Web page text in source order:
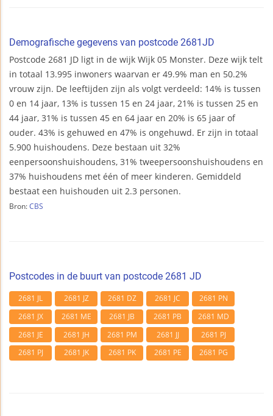
Demografische gegevens van postcode 2681JD
Postcode 2681 JD ligt in de wijk Wijk 05 Monster. Deze wijk telt
in totaal 13.995 inwoners waarvan er 49.9% man en 50.2%
vrouw zijn. De leeftijden zijn als volgt verdeeld: 14% is tussen
0 en 14 jaar, 13% is tussen 15 en 24 jaar, 21% is tussen 25 en
44 jaar, 31% is tussen 45 en 64 jaar en 20% is 65 jaar of
ouder. 43% is gehuwed en 47% is ongehuwd. Er zijn in totaal
5.900 huishoudens. Deze bestaan uit 32%
eenpersoonshuishoudens, 31% tweepersoonshuishoudens en
37% huishoudens met één of meer kinderen. Gemiddeld
bestaat een huishouden uit 2.3 personen.
Bron: CBS
Postcodes in de buurt van postcode 2681 JD
2681 JL 2681 JZ 2681 DZ 2681 JC
2681 PN
2681 JX
2681 ME 2681 JB 2681 PB
2681 MD
2681 JE
2681 JH 2681 PM 2681 JJ
2681 PJ
2681 PJ
2681 JK 2681 PK 2681 PE 2681 PG